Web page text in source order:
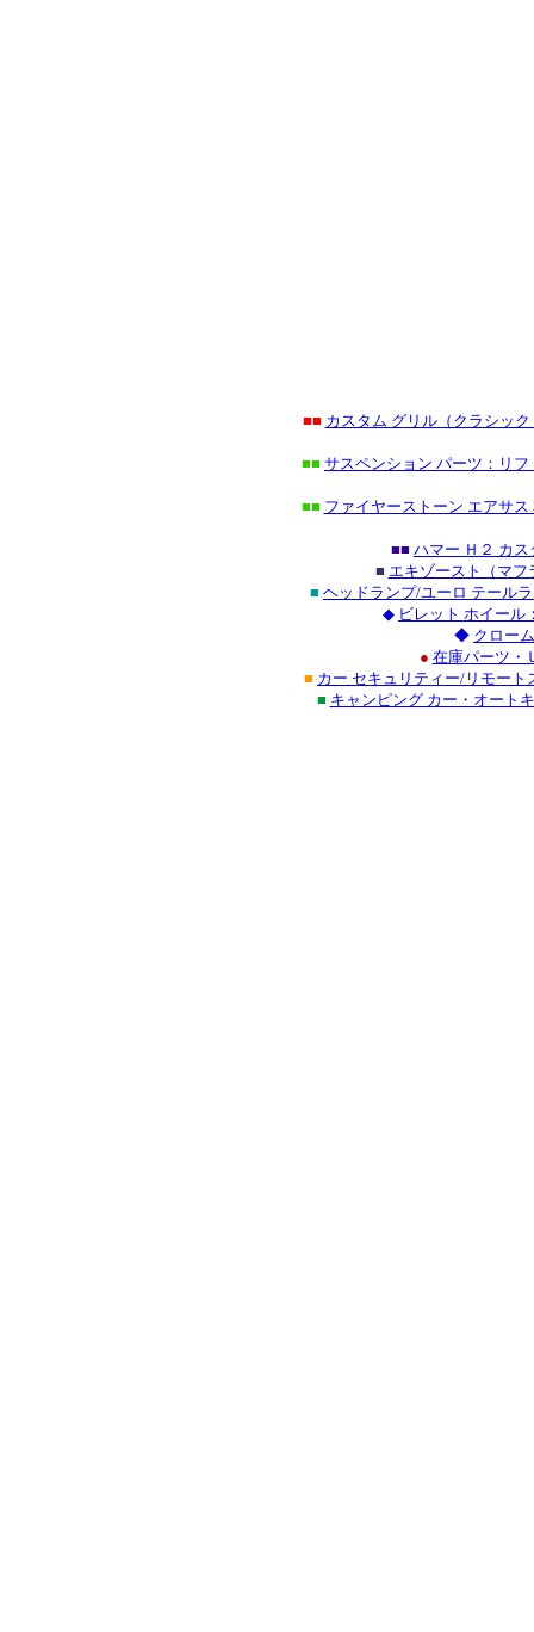
■■ カスタム グリル（クラシッ
■■ サスペンション パーツ：リ
■■ ファイヤーストーン エアサ
■■ ハマー Ｈ２ カ
■ エキゾースト（マ
■ ヘッドランプ/ユーロ テール
◆ ビレット ホイール
◆ クロー
● 在庫パーツ・
■ カー セキュリティー/リモー
■ キャンピング カー・オート